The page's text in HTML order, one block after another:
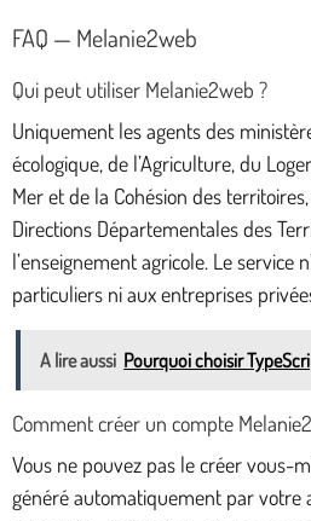
FAQ — Melanie2web
Qui peut utiliser Melanie2web ?
Uniquement les agents des
écologique, de l’Agriculture, du
Mer et de la Cohésion des
Directions Départementales des
l’enseignement agricole. Le service
particuliers ni aux entreprises
A lire aussi Pourquoi choisir
Comment créer un compte
Vous ne pouvez pas le créer vous-
généré automatiquement par votre